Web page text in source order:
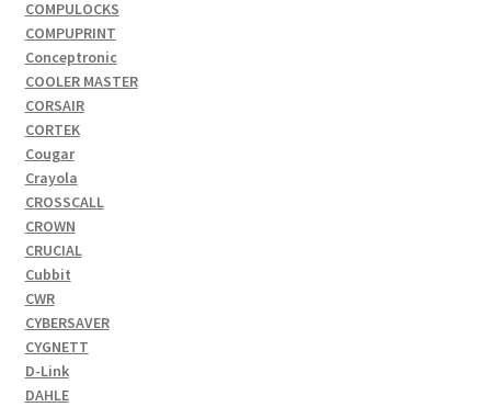
COMPULOCKS
COMPUPRINT
Conceptronic
COOLER MASTER
CORSAIR
CORTEK
Cougar
Crayola
CROSSCALL
CROWN
CRUCIAL
Cubbit
CWR
CYBERSAVER
CYGNETT
D-Link
DAHLE